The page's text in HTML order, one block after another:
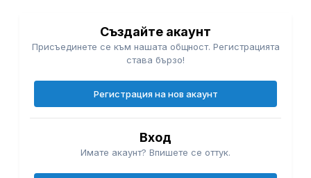
Създайте акаунт
Присъединете се към нашата общност. Регистрацията
става бързо!
Регистрация на нов акаунт
Вход
Имате акаунт? Впишете се оттук.